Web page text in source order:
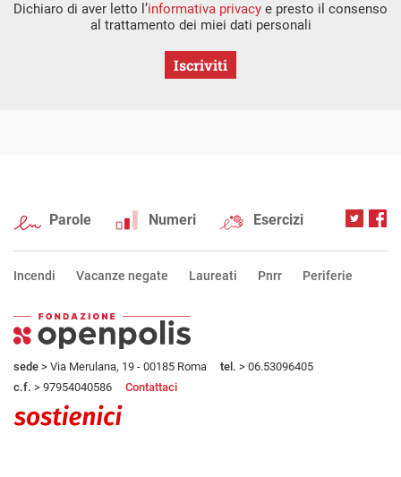
Dichiaro di aver letto l’informativa privacy e presto il consenso
al trattamento dei miei dati personali
Iscriviti
Parole Numeri Esercizi
Incendi Vacanze negate Laureati Pnrr Periferie
sede > Via Merulana, 19 - 00185 Roma tel. > 06.53096405
c.f. > 97954040586 Contattaci